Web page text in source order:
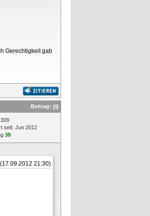
Gerechtigkeit gab
Beitrag: #6
seit: Jun 2012
39
(17.09.2012 21:30)